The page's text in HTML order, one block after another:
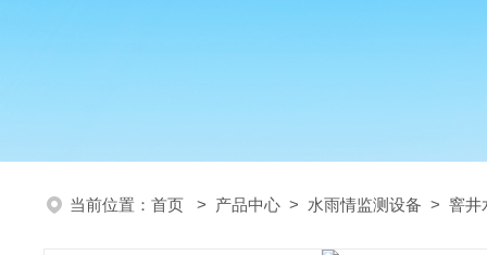
当前位置： 首页 > 产品中心 > 水雨情监测设备 > 窨井